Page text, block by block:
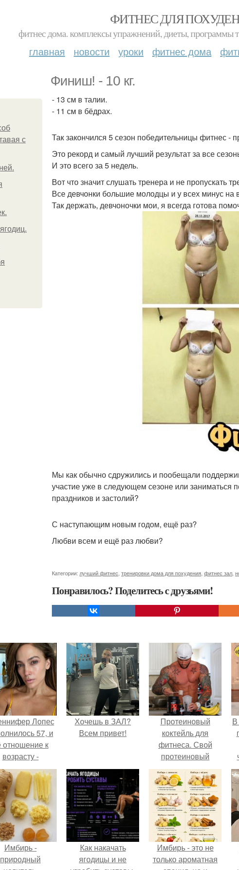
ФИТНЕС ДЛЯ
фитнес дома. комплексы упражнений, диеты, программы
главная новости уроки фитнес дома
Финиш! - 10 кг.
с
- 13 см в талии.
- 11 см в бёдрах.
Так закончился 5 сезон победительницы фитнес -
Это рекорд и самый лучший результат за все
И это всего за 5 недель.
Вот что значит слушать тренера и не пропускать
Все девчонки большие молодцы и у всех минус на
Так держать, девчоночки мои, я всегда готова
Мы как обычно сдружились и пообещали
участие уже в следующем сезоне или заниматься
праздников и застолий?
С наступающим новым годом, ещё раз?
Любви всем и ещё раз любви?
Категории: лучший фитнес тренировки дома для похудения фитнес зал
Понравилось? Поделитесь с друзьями!
Лопес
57, и
отношение к
возрасту -
настоящий
манифест
"не
что я
выгляжу
для 57.
Хочешь в ЗАЛ?
Всем привет!
Протеиновый
коктейль для
фитнеса. Свой
протеиновый
коктейль для роста
мышц сделай.
В
Имбирь -
природный
Как накачать
ягодицы и не
Имбирь - это не
только ароматная